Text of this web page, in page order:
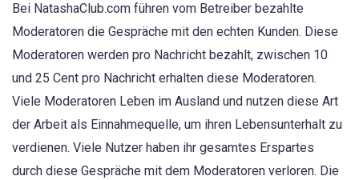
Bei NatashaClub.com führen vom Betreiber bezahlte
Moderatoren die Gespräche mit den echten Kunden. Diese
Moderatoren werden pro Nachricht bezahlt, zwischen 10
und 25 Cent pro Nachricht erhalten diese Moderatoren.
Viele Moderatoren Leben im Ausland und nutzen diese Art
der Arbeit als Einnahmequelle, um ihren Lebensunterhalt zu
verdienen. Viele Nutzer haben ihr gesamtes Erspartes
durch diese Gespräche mit dem Moderatoren verloren. Die